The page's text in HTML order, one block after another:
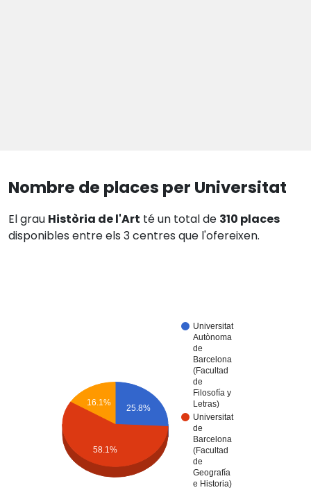
Nombre de places per Universitat
El grau Història de l'Art té un total de 310 places
disponibles entre els 3 centres que l'ofereixen.
Universitat
Autònoma
de
Barcelona
(Facultad
de
Filosofía y
Letras)
Universitat
de
Barcelona
(Facultad
de
Geografía
e Historia)
25.8%
16.1%
58.1%